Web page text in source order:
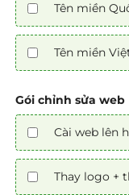
Tên miền
Tên miền
Gói chỉnh sửa web
Cài web lên
Thay logo +